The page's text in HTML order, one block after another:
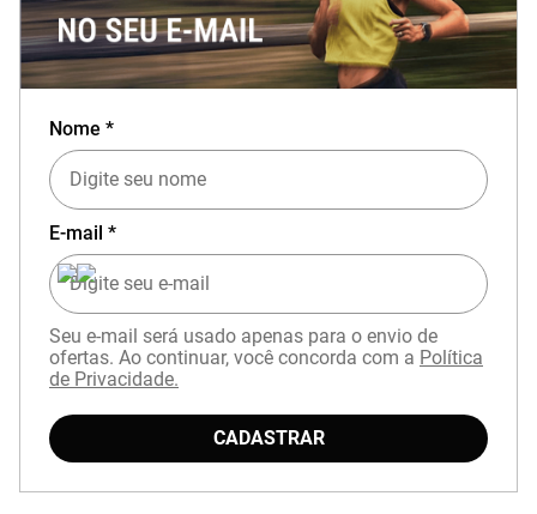
com cupom
Nome *
E-mail *
Seu e-mail será usado apenas para o envio de
ofertas. Ao continuar, você concorda com a Política
de Privacidade.
CADASTRAR